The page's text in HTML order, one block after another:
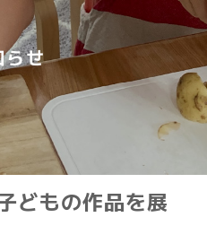
らせ
どもの作品を展